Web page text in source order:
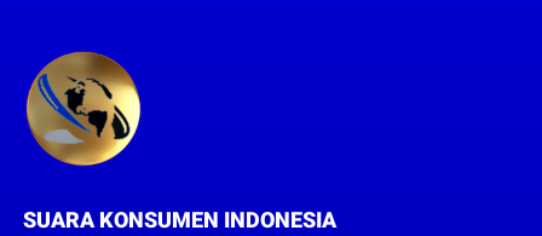
SUARA KONSUMEN INDONESIA